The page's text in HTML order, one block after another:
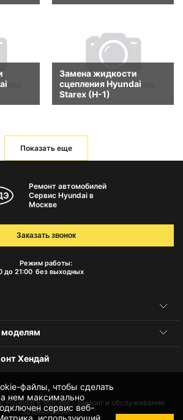
Замена жидкости
сцепления Hyundai
Starex (H-1)
Показать еще
файлы, чтобы сделать
нем максимально
сервис веб-
использующий
Ремонт автомобилей
Сервис Hyundai в
Москве
Режим работы:
до 21:00 без выходных
Заказать звонок
моделям
Хендай
Hyundai в Москве – ремонт и обслуживание
автомобилей